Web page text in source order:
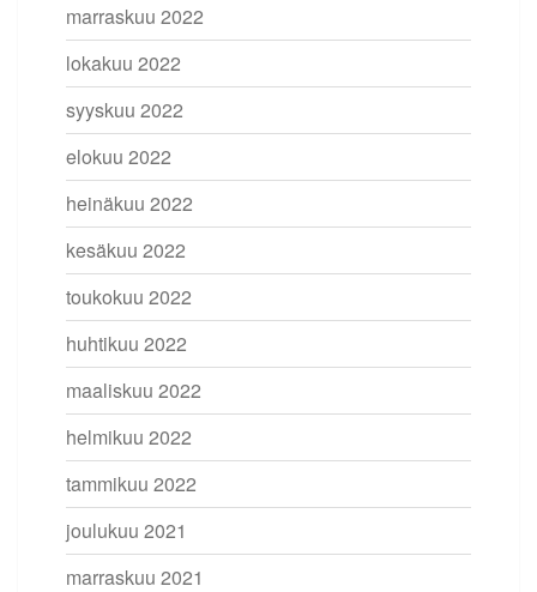
marraskuu 2022
lokakuu 2022
syyskuu 2022
elokuu 2022
heinäkuu 2022
kesäkuu 2022
toukokuu 2022
huhtikuu 2022
maaliskuu 2022
helmikuu 2022
tammikuu 2022
joulukuu 2021
marraskuu 2021